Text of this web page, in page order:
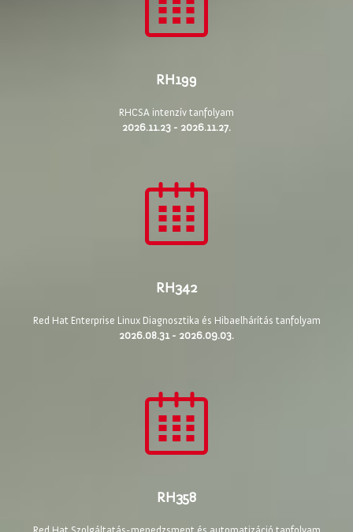
RH199
RHCSA intenzív tanfolyam
2026.11.23 - 2026.11.27.
RH342
Red Hat Enterprise Linux Diagnosztika és Hibaelhárítás tanfolyam
2026.08.31 - 2026.09.03.
RH358